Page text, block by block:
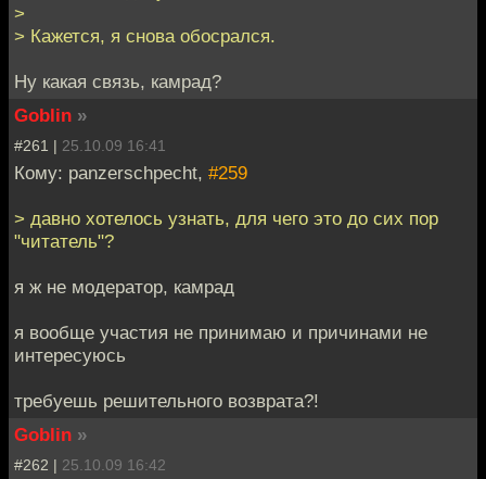
>
> Кажется, я снова обосрался.
Ну какая связь, камрад?
Goblin »
#261 | 25.10.09 16:41
Кому: panzerschpecht, #259
> давно хотелось узнать, для чего это до сих пор
"читатель"?
я ж не модератор, камрад
я вообще участия не принимаю и причинами не
интересуюсь
требуешь решительного возврата?!
Goblin »
#262 | 25.10.09 16:42